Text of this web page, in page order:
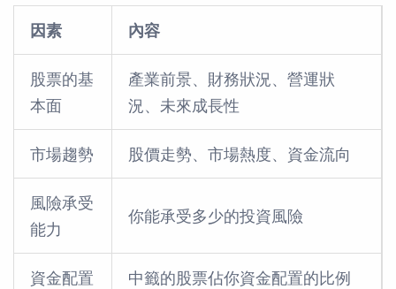
因素 內容
股票的基
本面
產業前景、財務狀況、營運狀
況、未來成長性
市場趨勢 股價走勢、市場熱度、資金流向
風險承受
能力
你能承受多少的投資風險
資金配置 中籤的股票佔你資金配置的比例